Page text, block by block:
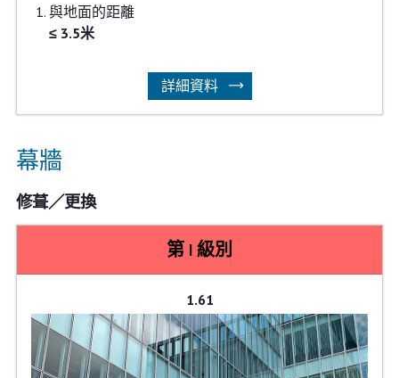
與地面的距離
≤ 3.5米
詳細資料
幕牆
修葺／更換
第 I 級別
1.61